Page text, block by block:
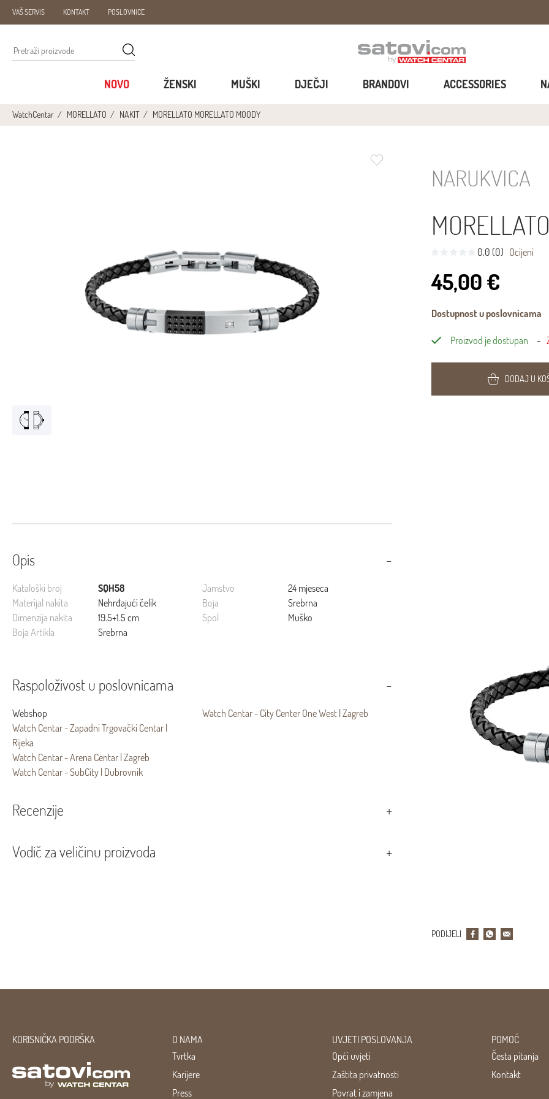
VAŠ SERVIS KONTAKT POSLOVNICE
NOVO ŽENSKI MUŠKI DJEČJI BRANDOVI ACCESSORIES
WatchCentar MORELLATO NAKIT MORELLATO MORELLATO MOODY
NARUKVICA
0,0 (0) Ocijeni
45,00 €
Dostupnost u poslovnicama
Proizvod je dostupan
DODAJ U
Opis
Kataloški broj
SQH58
Materijal nakita
Nehrđajući čelik
Dimenzija nakita
19.5+1.5 cm
Boja Artikla
Srebrna
Jamstvo
24 mjeseca
Boja
Srebrna
Spol
Muško
Raspoloživost u poslovnicama
Webshop
Watch Centar - Zapadni Trgovački Centar |
Rijeka
Watch Centar - Arena Centar | Zagreb
Watch Centar - SubCity | Dubrovnik
Watch Centar - City Center One West | Zagreb
Recenzije
Vodič za veličinu proizvoda
PODIJELI
KORISNIČKA PODRŠKA
O NAMA
Tvrtka
Karijere
Press
UVJETI POSLOVANJA
Opći uvjeti
Zaštita privatnosti
Povrat i zamjena
POMOĆ
Česta pitanja
Kontakt